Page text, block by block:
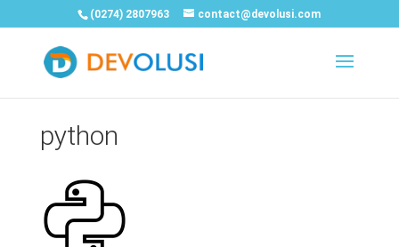
(0274) 2807963 contact@devolusi.com
python